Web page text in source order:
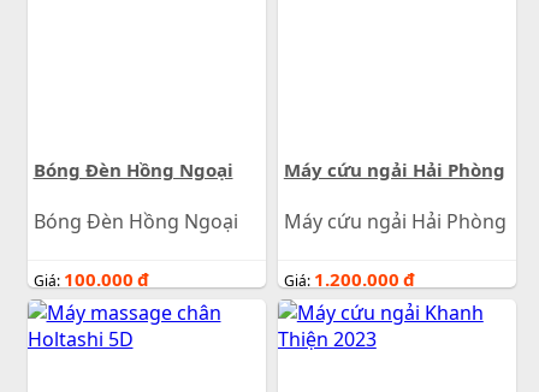
Bóng Đèn Hồng Ngoại
Bóng Đèn Hồng Ngoại
Giá: 100.000 đ
Máy cứu ngải Hải Phòng
Máy cứu ngải Hải Phòng
Giá: 1.200.000 đ